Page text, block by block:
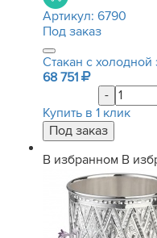
Артикул: 6790
Под заказ
Стакан с
68 751
-
Купить в 1 клик
В избранном В